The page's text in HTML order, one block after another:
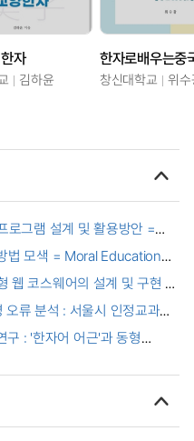
자
김하윤
한자로배우는중
창신대학교 위
로그램 설계 및 활용방안 =
Classics
법 모색 = Moral Education
웹 코스웨어의 설계 및 구현 =
a game-style web
education in
류 분석 : 서울시 인정교과서
구 : '한자어 어근'과 동형